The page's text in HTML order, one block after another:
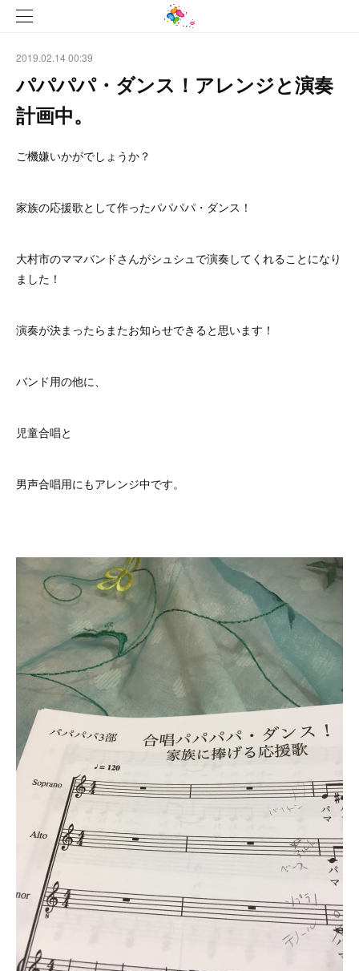
2019.02.14 00:39
パパパパ・ダンス！アレンジと演奏
計画中。
ご機嫌いかがでしょうか？
家族の応援歌として作ったパパパパ・ダンス！
大村市のママバンドさんがシュシュで演奏してくれることになり
ました！
演奏が決まったらまたお知らせできると思います！
バンド用の他に、
児童合唱と
男声合唱用にもアレンジ中です。